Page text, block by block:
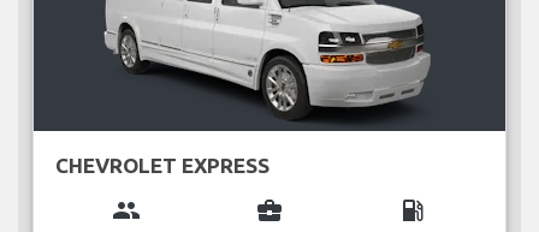
CHEVROLET EXPRESS
group business_center local_gas_station